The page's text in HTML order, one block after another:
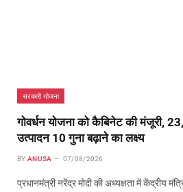
सरकारी योजना
गोवर्धन योजना को कैबिनेट की मंजूरी,
उत्पादन 10 गुना बढ़ाने का लक्ष्य
BY ANUSA 07/08/2026
प्रधानमंत्री नरेंद्र मोदी की अध्यक्षता में केंद्रीय